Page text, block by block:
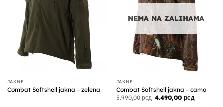
JAKNE
Combat Softshell jakna – zelena
NEMA NA ZALIHAMA
JAKNE
Combat Softshell jakna – camo
5.990,00рсд Originalna
4.490,00рсд
cena